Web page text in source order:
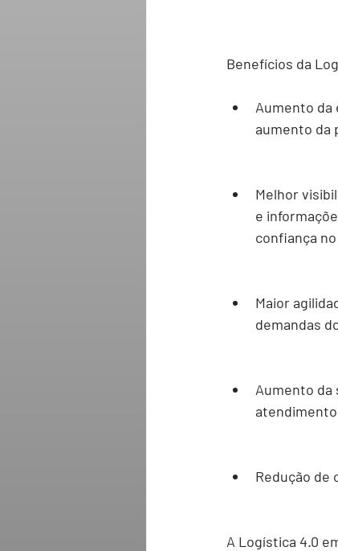
Benefícios da
Aumento da
aumento da
Melhor
e
confiança
Maior
demandas
Aumento da
Redução de
A Logística 4.0